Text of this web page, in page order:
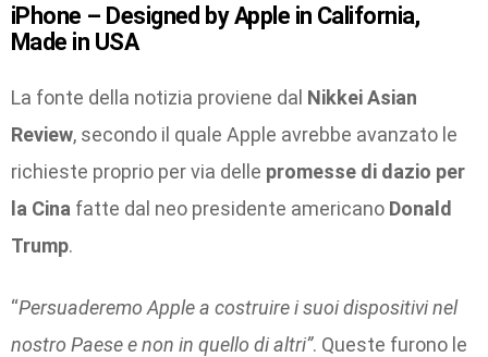
iPhone – Designed by Apple in California,
Made in USA
La fonte della notizia proviene dal Nikkei Asian
Review, secondo il quale Apple avrebbe avanzato le
richieste proprio per via delle promesse di dazio per
la Cina fatte dal neo presidente americano Donald
Trump.
“Persuaderemo Apple a costruire i suoi dispositivi nel
nostro Paese e non in quello di altri”. Queste furono le